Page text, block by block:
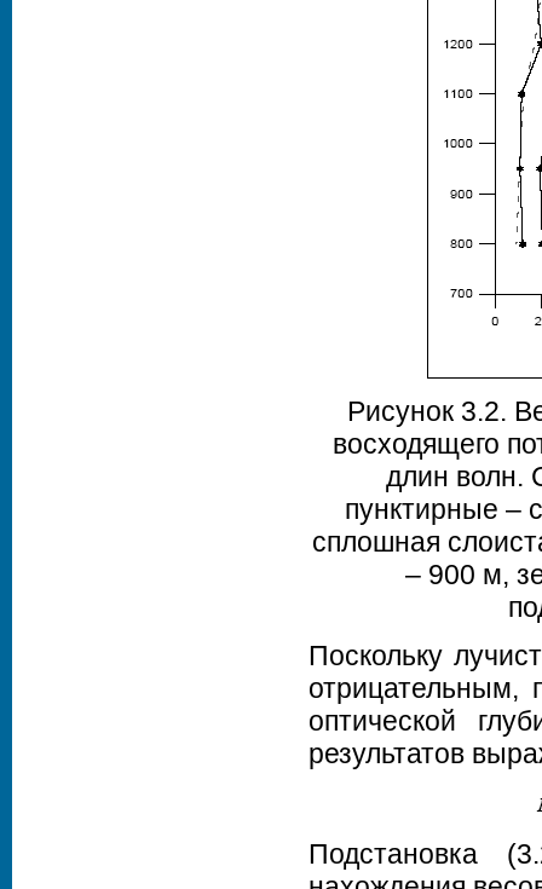
Рисунок 3.2.
восходящего
длин волн.
пунктирные –
сплошная
– 900 м,
Поскольку
отрицательным,
оптической
результатов
Подстановка